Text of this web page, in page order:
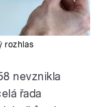
rozhlas
nevznikla
řada